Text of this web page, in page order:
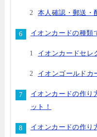
本人確認・郵送・
イオンカードの種類
イオンカードセレ
イオンゴールドカ
イオンカードの作り
ット！
イオンカードの作り